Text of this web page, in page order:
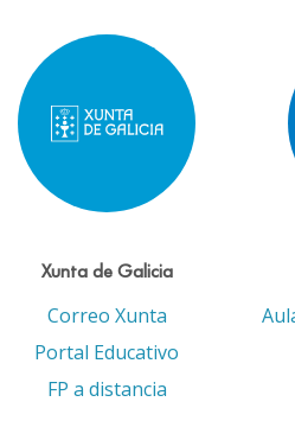
Xunta de Galicia
Correo Xunta
Portal Educativo
FP a distancia